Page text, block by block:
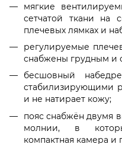
мягкие
сетчатой ткани на
плечевых лямках и
регулируемые
снабжены грудным и
бесшовный
стабилизирующими
и не натирает кожу;
пояс снабжён двумя
молнии, в
компактная камера и